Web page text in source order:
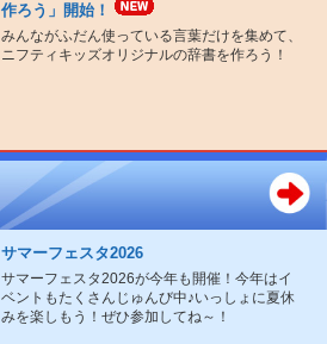
作ろう」開始！
みんながふだん使っている言葉だけを集めて、
ニフティキッズオリジナルの辞書を作ろう！
サマーフェスタ2026
サマーフェスタ2026が今年も開催！今年はイ
ベントもたくさんじゅんび中♪いっしょに夏休
みを楽しもう！ぜひ参加してね～！